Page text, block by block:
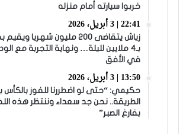
خربوا سيارته أمام منزله
22:41 | 3 أبريل، 2026
زياش يتقاضى 200 مليون شهريا
بـ4 ملايين لليلة… ونهاية التجربة مع
في الأفق
13:50 | 3 أبريل، 2026
حكيمي: “حتى لو اضطررنا للفوز بالكأس
الطريقة.. نحن جد سعداء وننتظر هذه
بفارغ الصبر”